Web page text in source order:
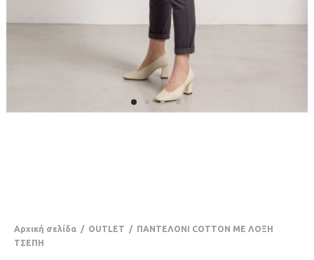
Αρχική σελίδα / OUTLET / ΠΑΝΤΕΛΟΝΙ COTTON ΜΕ ΛΟΞΗ
ΤΣΕΠΗ